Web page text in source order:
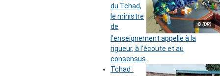
© (DR)
du Tchad,
le ministre
de
l’enseignement appelle à la
rigueur, à l’écoute et au
consensus
Tchad :